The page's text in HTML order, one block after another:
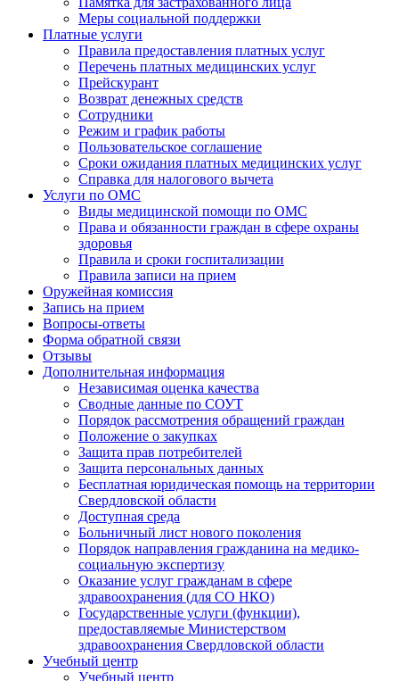
Меры социальной поддержки
Платные услуги
Правила предоставления платных услуг
Перечень платных медицинских услуг
Прейскурант
Возврат денежных средств
Сотрудники
Режим и график работы
Пользовательское соглашение
Сроки ожидания платных медицинских услуг
Справка для налогового вычета
Услуги по ОМС
Виды медицинской помощи по ОМС
Права и обязанности граждан в сфере охраны
здоровья
Правила и сроки госпитализации
Правила записи на прием
Оружейная комиссия
Запись на прием
Вопросы-ответы
Форма обратной связи
Отзывы
Дополнительная информация
Независимая оценка качества
Сводные данные по СОУТ
Порядок рассмотрения обращений граждан
Положение о закупках
Защита прав потребителей
Защита персональных данных
Бесплатная юридическая помощь на территории
Свердловской области
Доступная среда
Больничный лист нового поколения
Порядок направления гражданина на медико-
социальную экспертизу
Оказание услуг гражданам в сфере
здравоохранения (для СО НКО)
Государственные услуги (функции),
предоставляемые Министерством
здравоохранения Свердловской области
Учебный центр
Учебный центр